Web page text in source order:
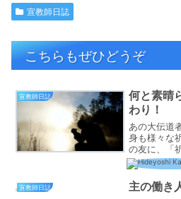
宣教師日誌
こちらもぜひどうぞ
宣教師日誌
何と素晴
わり！
あの大伝道
身も様々な
の友に、「
とは決して
くなかった
から祈られ
どに・・・
宣教師日誌 主の働き